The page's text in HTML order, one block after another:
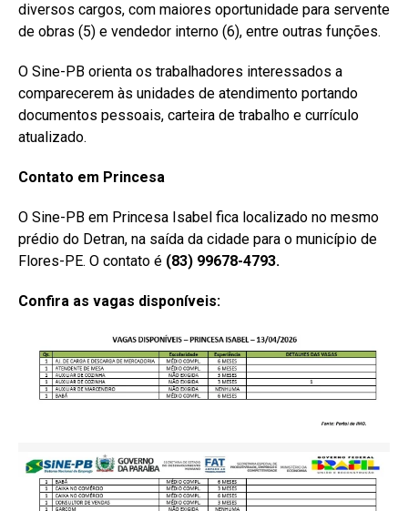
diversos cargos, com maiores oportunidade para servente
de obras (5) e vendedor interno (6), entre outras funções.
O Sine-PB orienta os trabalhadores interessados a
comparecerem às unidades de atendimento portando
documentos pessoais, carteira de trabalho e currículo
atualizado.
Contato em Princesa
O Sine-PB em Princesa Isabel fica localizado no mesmo
prédio do Detran, na saída da cidade para o município de
Flores-PE. O contato é (83) 99678-4793.
Confira as vagas disponíveis: